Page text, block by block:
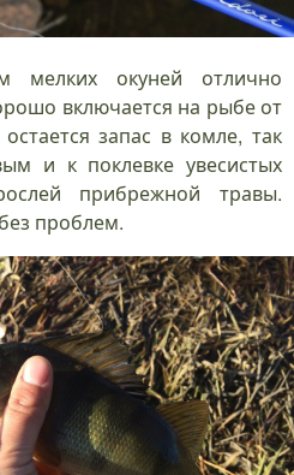
мелких окуней отлично
включается на рыбе от
запас в комле, так
и к поклевке увесистых
прибрежной травы.
проблем.